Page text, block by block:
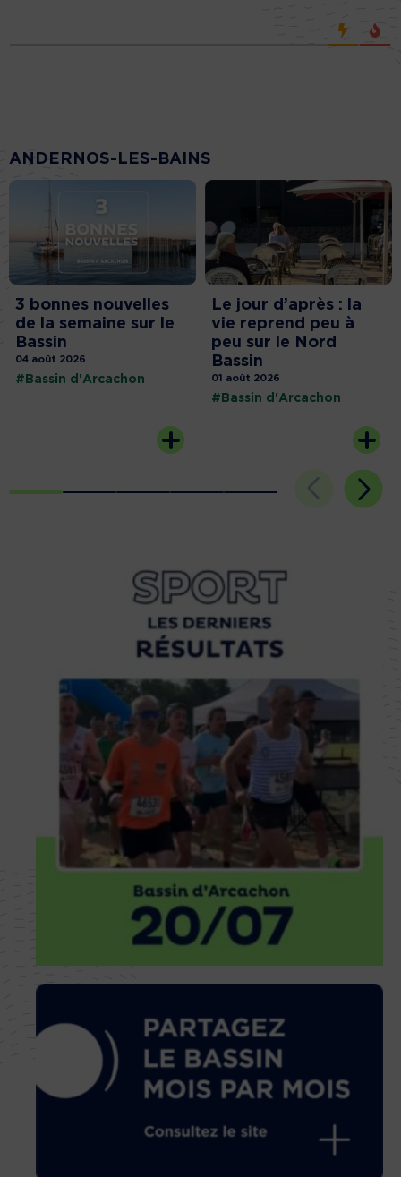
ANDERNOS-LES-BAINS
3 bonnes nouvelles
de la semaine sur le
Bassin
04 août 2026
#Bassin d'Arcachon
Le jour d’après : la
vie reprend peu à
peu sur le Nord
Bassin
01 août 2026
#Bassin d'Arcachon